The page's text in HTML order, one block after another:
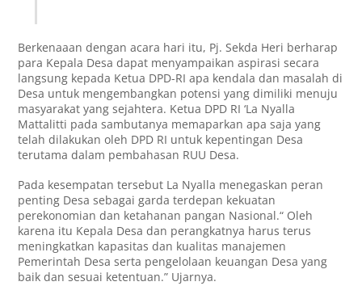
Berkenaaan dengan acara hari itu, Pj. Sekda Heri berharap
para Kepala Desa dapat menyampaikan aspirasi secara
langsung kepada Ketua DPD-RI apa kendala dan masalah di
Desa untuk mengembangkan potensi yang dimiliki menuju
masyarakat yang sejahtera. Ketua DPD RI ‘La Nyalla
Mattalitti pada sambutanya memaparkan apa saja yang
telah dilakukan oleh DPD RI untuk kepentingan Desa
terutama dalam pembahasan RUU Desa.
Pada kesempatan tersebut La Nyalla menegaskan peran
penting Desa sebagai garda terdepan kekuatan
perekonomian dan ketahanan pangan Nasional.“ Oleh
karena itu Kepala Desa dan perangkatnya harus terus
meningkatkan kapasitas dan kualitas manajemen
Pemerintah Desa serta pengelolaan keuangan Desa yang
baik dan sesuai ketentuan.” Ujarnya.